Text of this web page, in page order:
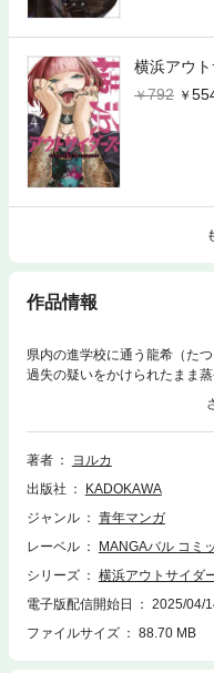
横浜アウ
792
作品情報
県内の進学校に通う龍希（た
過失の疑いをかけられたまま
ない上に周囲の人々から疎ま
にヤクザの抗争に巻き込まれ
ゅう）に入れ替わってしまい
活せざるをえなくなり、やが
著者
ヨルカ
出版社
KADOKAWA
ジャンル
青年マンガ
レーベル
MANGAバル コミ
シリーズ
横浜アウトサイダ
電子版配信開始日
2025/04/
ファイルサイズ
88.70 MB